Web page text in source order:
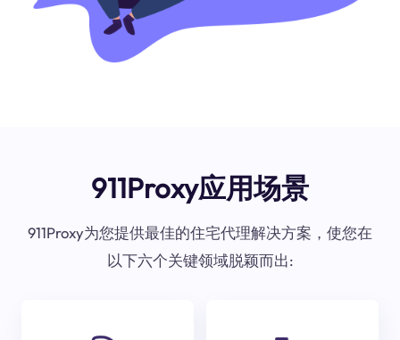
911Proxy应用场景
911Proxy为您提供最佳的住宅代理解决方案，使您在
以下六个关键领域脱颖而出: